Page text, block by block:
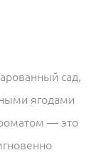
сад,
ягодами
— это